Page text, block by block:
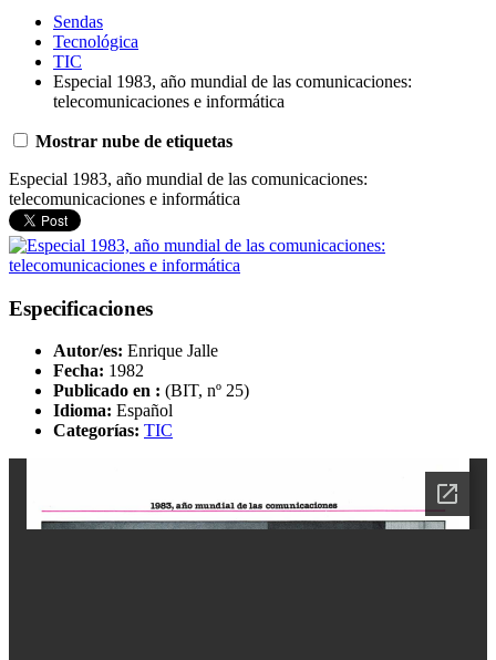
Sendas
Tecnológica
TIC
Especial 1983, año mundial de las comunicaciones:
telecomunicaciones e informática
Mostrar nube de etiquetas
Especial 1983, año mundial de las comunicaciones:
telecomunicaciones e informática
Especificaciones
Autor/es: Enrique Jalle
Fecha: 1982
Publicado en : (BIT, nº 25)
Idioma: Español
Categorías: TIC